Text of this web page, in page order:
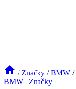
/ Značky / BMW /
BMW | Značky